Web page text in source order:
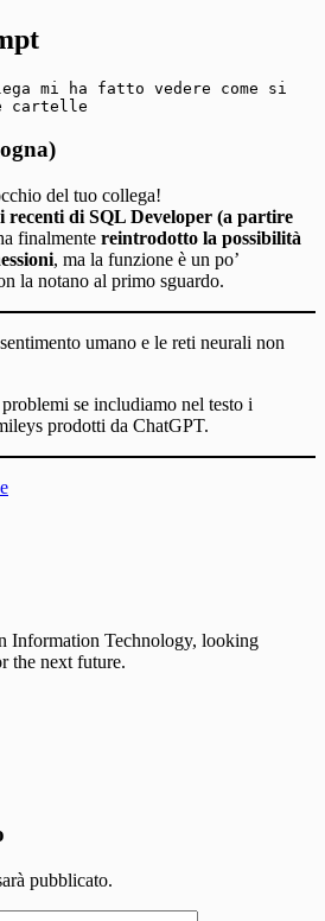
mi ha fatto vedere come si
cartelle
del tuo collega!
recenti di SQL Developer (a partire
finalmente reintrodotto la possibilità
, ma la funzione è un po’
la notano al primo sguardo.
umano e le reti neurali non
se includiamo nel testo i
prodotti da ChatGPT.
Information Technology, looking
the next future.
pubblicato.